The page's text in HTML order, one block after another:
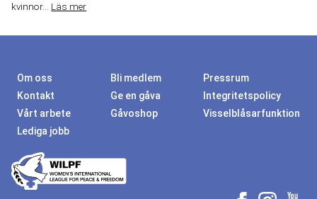
kvinnor... Läs mer
Om oss Bli medlem
Pressrum
Kontakt
Ge en gåva
Integritetspolicy
Vårt arbete
Gåvoshop
Visselblåsarfunktion
Lediga jobb